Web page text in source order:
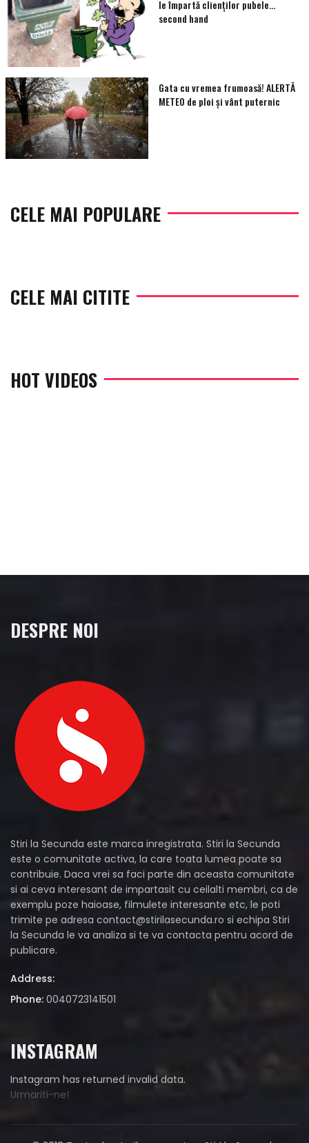
le împartă clienţilor pubele…
second hand
Gata cu vremea frumoasă! ALERTĂ
METEO de ploi și vânt puternic
CELE MAI POPULARE
CELE MAI CITITE
HOT VIDEOS
DESPRE NOI
Stiri la Secunda este marca inregistrata. Stiri la Secunda
este o comunitate activa, la care toata lumea poate sa
contribuie. Daca vrei sa faci parte din aceasta comunitate
si ai ceva interesant de impartasit cu ceilalti membri, ca de
exemplu poze haioase, filmulete interesante etc, le poti
trimite pe adresa contact@stirilasecunda.ro si echipa Stiri
la Secunda le va analiza si te va contacta pentru acord de
publicare.
Address:
Phone: 0040723141501
INSTAGRAM
Instagram has returned invalid data.
Urmariti-ne!